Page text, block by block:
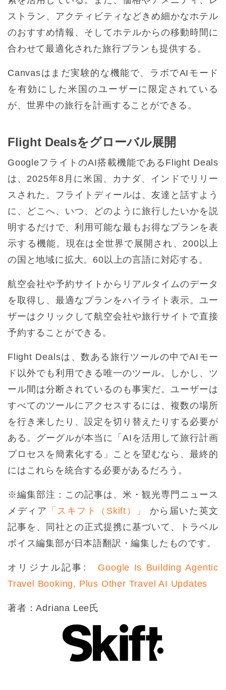
ストラン、アクティビティなどきめ細かなホテル
のおすすめ情報、そしてホテルからの移動時間に
合わせて最適化された旅行プランも提供する。
Canvasはまだ実験的な機能で、ラボでAIモード
を有効にした米国のユーザーに限定されている
が、世界中の旅行を計画することができる。
Flight Dealsをグローバル展開
GoogleフライトのAI搭載機能であるFlight Deals
は、2025年8月に米国、カナダ、インドでリリー
スされた。フライトディールは、友達と話すよう
に、どこへ、いつ、どのように旅行したいかを説
明するだけで、利用可能な最もお得なプランを表
示する機能。現在は全世界で展開され、200以上
の国と地域に拡大。60以上の言語に対応する。
航空会社や予約サイトからリアルタイムのデータ
を取得し、最適なプランをハイライト表示。ユー
ザーはクリックして航空会社や旅行サイトで直接
予約することができる。
Flight Dealsは、数ある旅行ツールの中でAIモー
ド以外でも利用できる唯一のツール。しかし、ツ
ール間は分断されているのも事実だ。ユーザーは
すべてのツールにアクセスするには、複数の場所
を行き来したり、設定を切り替えたりする必要が
ある。グーグルが本当に「AIを活用して旅行計画
プロセスを簡素化する」ことを望むなら、最終的
にはこれらを統合する必要があるだろう。
※編集部注：この記事は、米・観光専門ニュース
メディア 「スキフト（Skift）」
から届いた英文
記事を、同社との正式提携に基づいて、トラベル
ボイス編集部が日本語翻訳・編集したものです。
オリジナル記事: Google Is Building Agentic
Travel Booking, Plus Other Travel AI Updates
著者：Adriana Lee氏